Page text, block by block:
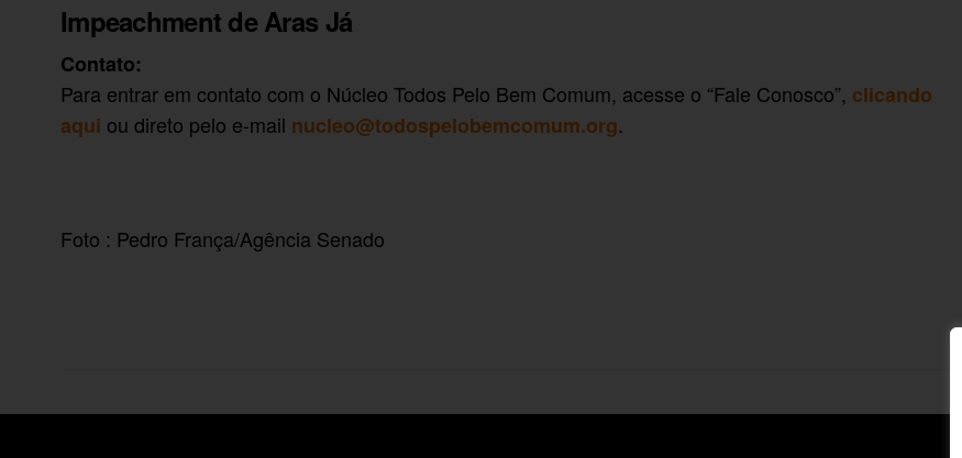
Impeachment de Aras Já
Contato:
Para entrar em contato com o Núcleo Todos Pelo Bem Comum, acesse o “Fale Conosco”, clicando
aqui ou direto pelo e-mail nucleo@todospelobemcomum.org.
Foto : Pedro França/Agência Senado